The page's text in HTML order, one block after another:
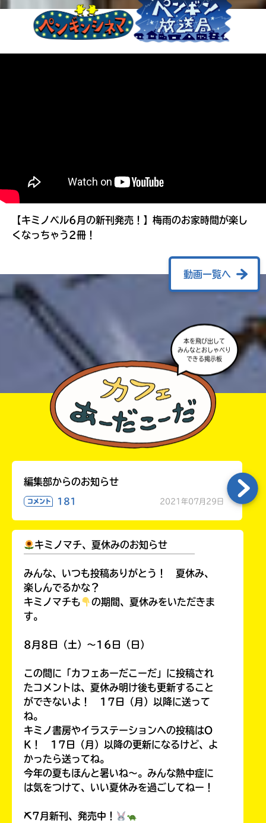
【キミノベル6月の新刊発売！】梅雨のお家時間が楽し
くなっちゃう2冊！
動画一覧へ
本を飛び出して
みんなとおしゃべり
できる掲示板
編集部からのお知らせ
コメント 181 2021年07月29日
キミノマチ、夏休みのお知らせ
みんな、いつも投稿ありがとう！ 夏休み、
楽しんでるかな？
キミノマチも
の期間、夏休みをいただきま
す。
8月8日（土）～16日（日）
この間に「カフェあーだこーだ」に投稿され
たコメントは、夏休み明け後も更新すること
ができないよ！ 17日（月）以降に送って
ね。
キミノ書房やイラステーションへの投稿はO
K！ 17日（月）以降の更新になるけど、よ
かったら送ってね。
今年の夏もほんと暑いね～。みんな熱中症に
は気をつけて、いい夏休みを過ごしてねー！
⛏7月新刊、発売中！
て
ね
る